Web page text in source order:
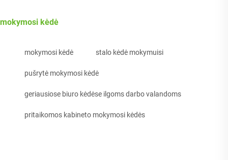
mokymosi kėdė
mokymosi kėdė stalo kėdė mokymuisi
pušrytė mokymosi kėdė
geriausiose biuro kėdėse ilgoms darbo valandoms
pritaikomos kabineto mokymosi kėdės